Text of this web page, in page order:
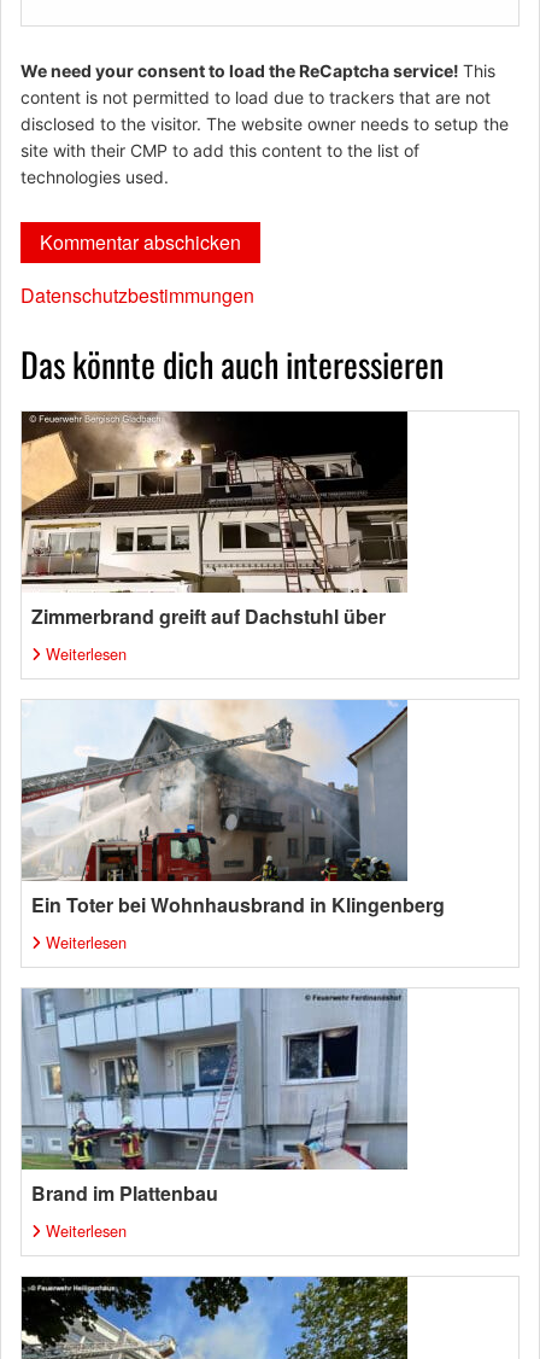
We need your consent to load the ReCaptcha service! This
content is not permitted to load due to trackers that are not
disclosed to the visitor. The website owner needs to setup the
site with their CMP to add this content to the list of
technologies used.
Datenschutzbestimmungen
Das könnte dich auch interessieren
Zimmerbrand greift auf Dachstuhl über
Weiterlesen
Ein Toter bei Wohnhausbrand in Klingenberg
Weiterlesen
Brand im Plattenbau
Weiterlesen